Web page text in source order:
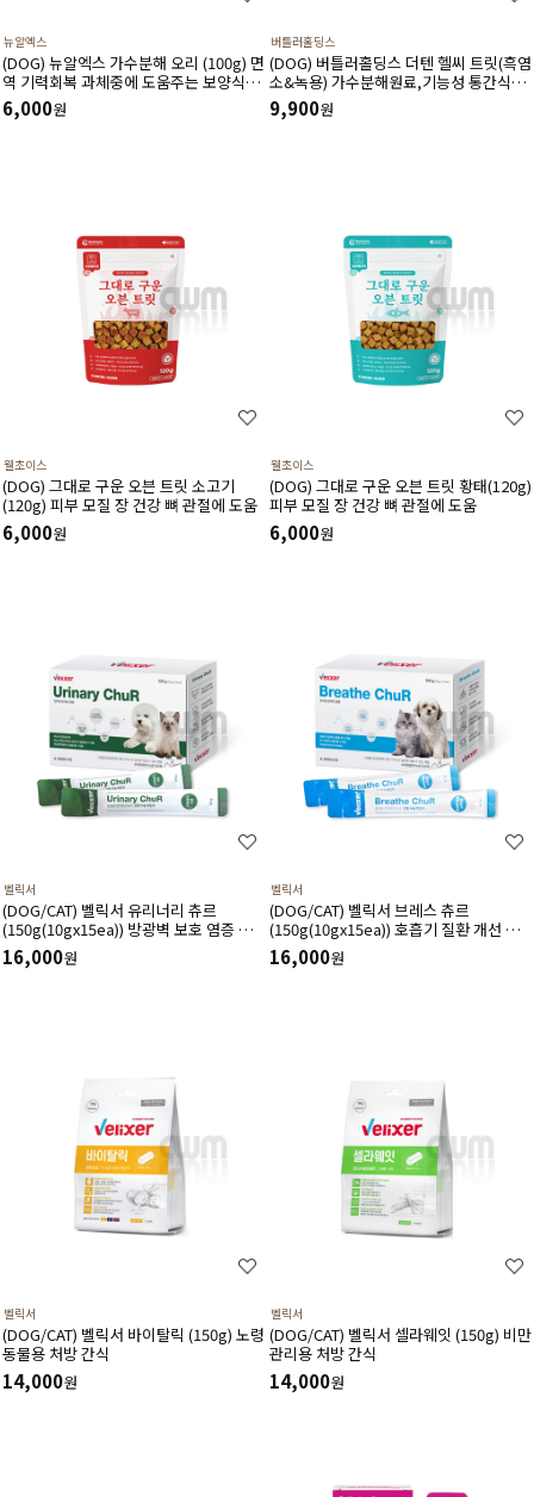
뉴알엑스
(DOG) 뉴알엑스 가수분해 오리 (100g) 면
역 기력회복 과체중에 도움주는 보양식품
가수분해 간식
6,000원
버틀러홀딩스
(DOG) 버틀러홀딩스 더텐 헬씨 트릿(흑염
소&녹용) 가수분해원료,기능성 통간식
300g
9,900원
웰초이스
(DOG) 그대로 구운 오븐 트릿 소고기
(120g) 피부 모질 장 건강 뼈 관절에 도움
6,000원
웰초이스
(DOG) 그대로 구운 오븐 트릿 황태(120g)
피부 모질 장 건강 뼈 관절에 도움
6,000원
벨릭서
(DOG/CAT) 벨릭서 유리너리 츄르
(150g(10gx15ea)) 방광벽 보호 염증 완
화 비뇨기계 질환 결석 질환 항산화에 도
움
16,000원
벨릭서
(DOG/CAT) 벨릭서 브레스 츄르
(150g(10gx15ea)) 호흡기 질환 개선 및
간 건강에 도움
16,000원
벨릭서
(DOG/CAT) 벨릭서 바이탈릭 (150g) 노령
동물용 처방 간식
14,000원
벨릭서
(DOG/CAT) 벨릭서 셀라웨잇 (150g) 비만
관리용 처방 간식
14,000원